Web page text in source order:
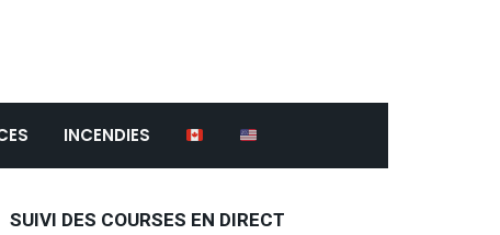
INCENDIES
SUIVI DES COURSES EN DIRECT